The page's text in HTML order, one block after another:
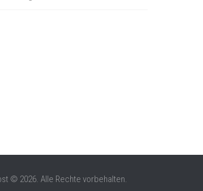
© 2026. Alle Rechte vorbehalten.